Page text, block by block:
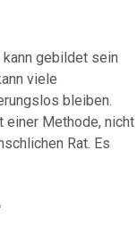
gebildet sein
viele
bleiben.
einer Methode, nicht
Rat. Es